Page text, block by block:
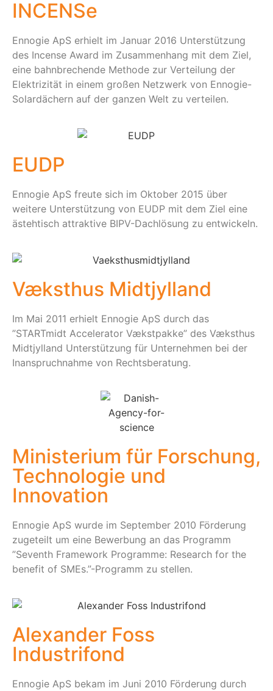
INCENSe
Ennogie ApS erhielt im Januar 2016 Unterstützung
des Incense Award im Zusammenhang mit dem Ziel,
eine bahnbrechende Methode zur Verteilung der
Elektrizität in einem großen Netzwerk von Ennogie-
Solardächern auf der ganzen Welt zu verteilen.
EUDP
Ennogie ApS freute sich im Oktober 2015 über
weitere Unterstützung von EUDP mit dem Ziel eine
ästehtisch attraktive BIPV-Dachlösung zu entwickeln.
Væksthus Midtjylland
Im Mai 2011 erhielt Ennogie ApS durch das
”STARTmidt Accelerator Vækstpakke” des Væksthus
Midtjylland Unterstützung für Unternehmen bei der
Inanspruchnahme von Rechtsberatung.
Ministerium für Forschung,
Technologie und
Innovation
Ennogie ApS wurde im September 2010 Förderung
zugeteilt um eine Bewerbung an das Programm
”Seventh Framework Programme: Research for the
benefit of SMEs.”-Programm zu stellen.
Alexander Foss
Industrifond
Ennogie ApS bekam im Juni 2010 Förderung durch